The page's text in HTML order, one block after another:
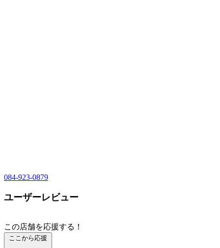
084-923-0879
ユーザーレビュー
この店舗を応援する！
ここから応援